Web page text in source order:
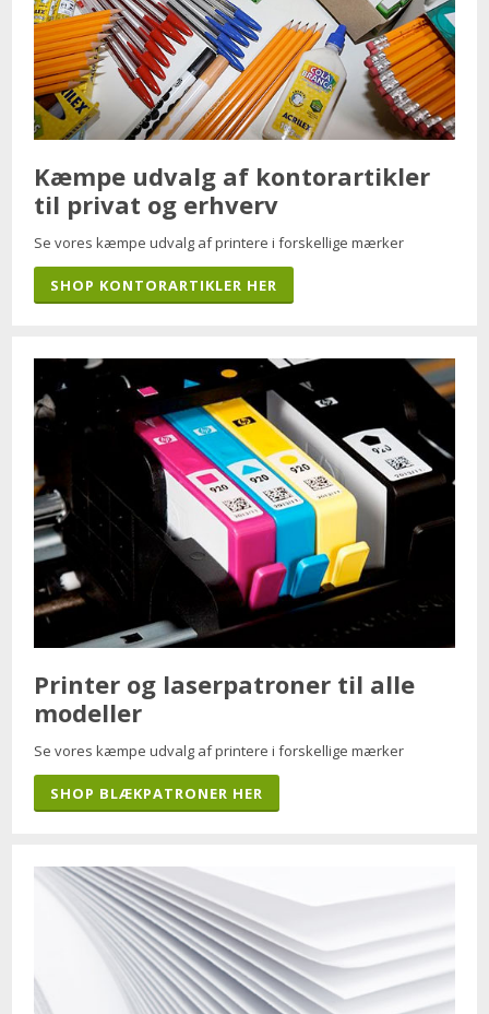
Kæmpe udvalg af kontorartikler
til privat og erhverv
Se vores kæmpe udvalg af printere i forskellige mærker
SHOP KONTORARTIKLER HER
Printer og laserpatroner til alle
modeller
Se vores kæmpe udvalg af printere i forskellige mærker
SHOP BLÆKPATRONER HER